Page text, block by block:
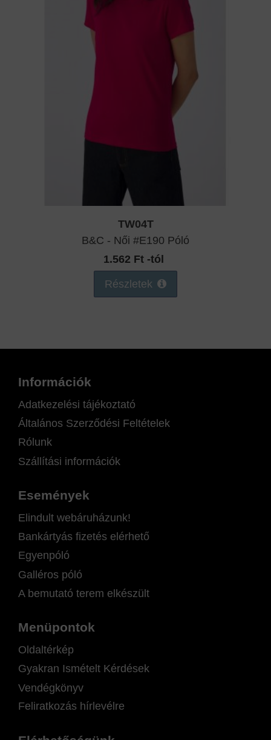
TW04T
B&C - Női #E190 Póló
1.562 Ft -tól
Részletek
Információk
Adatkezelési tájékoztató
Általános Szerződési Feltételek
Rólunk
Szállítási információk
Események
Elindult webáruházunk!
Bankártyás fizetés elérhető
Egyenpóló
Galléros póló
A bemutató terem elkészült
Menüpontok
Oldaltérkép
Gyakran Ismételt Kérdések
Vendégkönyv
Feliratkozás hírlevélre